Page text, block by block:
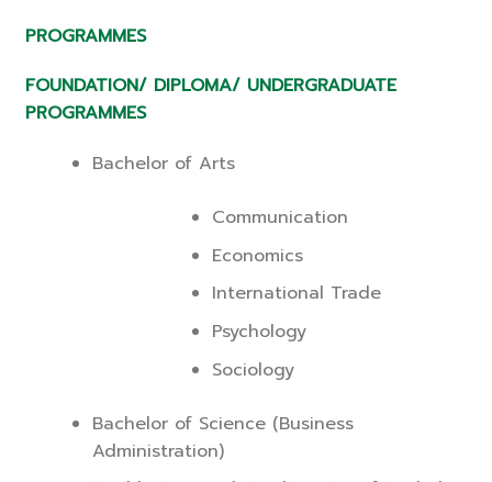
PROGRAMMES
FOUNDATION/ DIPLOMA/ UNDERGRADUATE
PROGRAMMES
Bachelor of Arts
Communication
Economics
International Trade
Psychology
Sociology
Bachelor of Science (Business
Administration)